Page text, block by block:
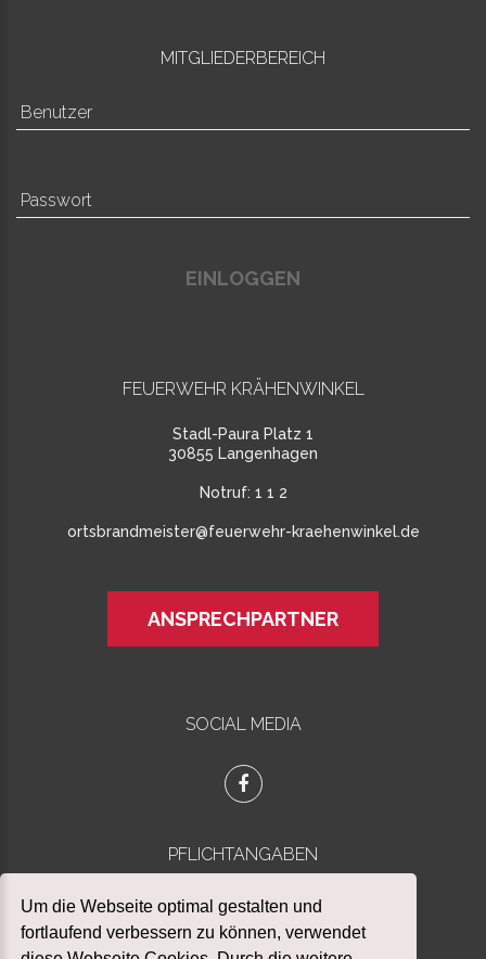
Um die Webseite optimal gestalten und
fortlaufend verbessern zu können, verwendet
MITGLIEDERBEREICH
EINLOGGEN
FEUERWEHR KRÄHENWINKEL
Stadl-Paura Platz 1
30855 Langenhagen
Notruf: 1 1 2
ortsbrandmeister@feuerwehr-kraehenwinkel.de
ANSPRECHPARTNER
SOCIAL MEDIA
PFLICHTANGABEN
Datenschutz
Impressum